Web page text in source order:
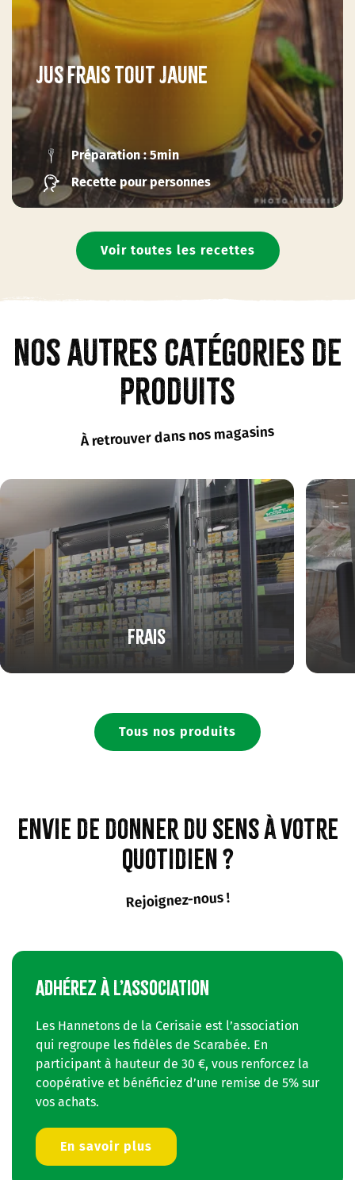
Jus frais tout jaune
Préparation : 5min
Recette pour personnes
Voir toutes les recettes
Nos autres catégories de
produits
À retrouver dans nos magasins
Frais
Tous nos produits
Envie de donner du sens à votre
quotidien ?
Rejoignez-nous !
ADHÉREZ À L’ASSOCIATION
Les Hannetons de la Cerisaie est l’association
qui regroupe les fidèles de Scarabée. En
participant à hauteur de 30 €, vous renforcez la
coopérative et bénéficiez d’une remise de 5% sur
vos achats.
En savoir plus